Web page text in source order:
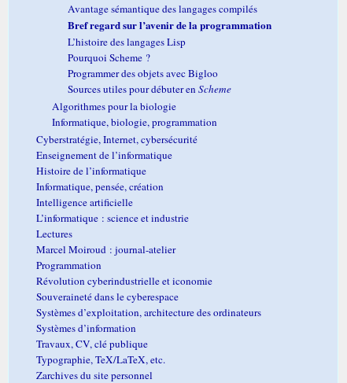
Avantage sémantique des langages compilés
Bref regard sur l’avenir de la programmation
L’histoire des langages Lisp
Pourquoi Scheme ?
Programmer des objets avec Bigloo
Sources utiles pour débuter en Scheme
Algorithmes pour la biologie
Informatique, biologie, programmation
Cyberstratégie, Internet, cybersécurité
Enseignement de l’informatique
Histoire de l’informatique
Informatique, pensée, création
Intelligence artificielle
L’informatique : science et industrie
Lectures
Marcel Moiroud : journal-atelier
Programmation
Révolution cyberindustrielle et iconomie
Souveraineté dans le cyberespace
Systèmes d’exploitation, architecture des ordinateurs
Systèmes d’information
Travaux, CV, clé publique
Typographie, TeX/LaTeX, etc.
Zarchives du site personnel